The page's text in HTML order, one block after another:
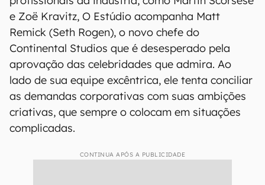
e Zoë Kravitz, O Estúdio acompanha Matt
Remick (Seth Rogen), o novo chefe do
Continental Studios que é desesperado pela
aprovação das celebridades que admira. Ao
lado de sua equipe excêntrica, ele tenta conciliar
as demandas corporativas com suas ambições
criativas, que sempre o colocam em situações
complicadas.
CONTINUA APÓS A PUBLICIDADE